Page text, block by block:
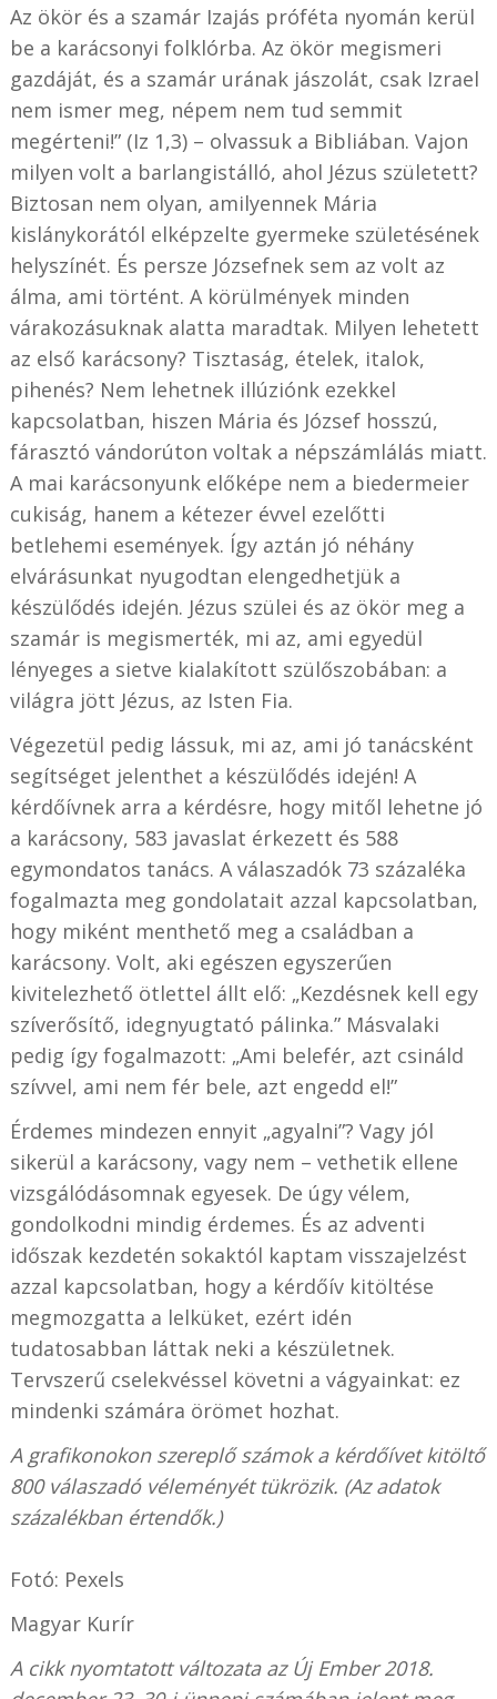
Az ökör és a szamár Izajás próféta nyomán kerül
be a karácsonyi folklórba. Az ökör megismeri
gazdáját, és a szamár urának jászolát, csak Izrael
nem ismer meg, népem nem tud semmit
megérteni!” (Iz 1,3) – olvassuk a Bibliában. Vajon
milyen volt a barlangistálló, ahol Jézus született?
Biztosan nem olyan, amilyennek Mária
kislánykorától elképzelte gyermeke születésének
helyszínét. És persze Józsefnek sem az volt az
álma, ami történt. A körülmények minden
várakozásuknak alatta maradtak. Milyen lehetett
az első karácsony? Tisztaság, ételek, italok,
pihenés? Nem lehetnek illúziónk ezekkel
kapcsolatban, hiszen Mária és József hosszú,
fárasztó vándorúton voltak a népszámlálás miatt.
A mai karácsonyunk előképe nem a biedermeier
cukiság, hanem a kétezer évvel ezelőtti
betlehemi események. Így aztán jó néhány
elvárásunkat nyugodtan elengedhetjük a
készülődés idején. Jézus szülei és az ökör meg a
szamár is megismerték, mi az, ami egyedül
lényeges a sietve kialakított szülőszobában: a
világra jött Jézus, az Isten Fia.
Végezetül pedig lássuk, mi az, ami jó tanácsként
segítséget jelenthet a készülődés idején! A
kérdőívnek arra a kérdésre, hogy mitől lehetne jó
a karácsony, 583 javaslat érkezett és 588
egymondatos tanács. A válaszadók 73 százaléka
fogalmazta meg gondolatait azzal kapcsolatban,
hogy miként menthető meg a családban a
karácsony. Volt, aki egészen egyszerűen
kivitelezhető ötlettel állt elő: „Kezdésnek kell egy
szíverősítő, idegnyugtató pálinka.” Másvalaki
pedig így fogalmazott: „Ami belefér, azt csináld
szívvel, ami nem fér bele, azt engedd el!”
Érdemes mindezen ennyit „agyalni”? Vagy jól
sikerül a karácsony, vagy nem – vethetik ellene
vizsgálódásomnak egyesek. De úgy vélem,
gondolkodni mindig érdemes. És az adventi
időszak kezdetén sokaktól kaptam visszajelzést
azzal kapcsolatban, hogy a kérdőív kitöltése
megmozgatta a lelküket, ezért idén
tudatosabban láttak neki a készületnek.
Tervszerű cselekvéssel követni a vágyainkat: ez
mindenki számára örömet hozhat.
A grafikonokon szereplő számok a kérdőívet kitöltő
800 válaszadó véleményét tükrözik. (Az adatok
százalékban értendők.)
Fotó: Pexels
Magyar Kurír
A cikk nyomtatott változata az Új Ember 2018.